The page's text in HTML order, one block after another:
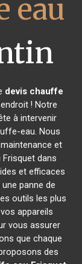
eau
devis chauffe
! Notre
à intervenir
eau. Nous
et
dans
et efficaces
panne de
outils les plus
appareils
vous assurer
que chaque
des